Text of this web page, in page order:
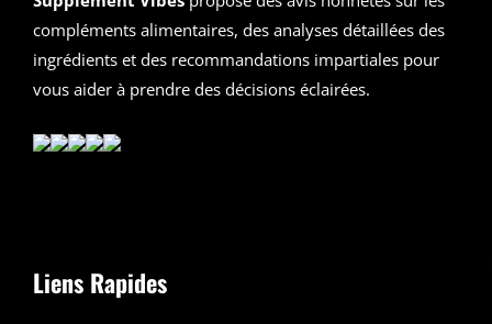
compléments alimentaires, des analyses détaillées des
ingrédients et des recommandations impartiales pour
vous aider à prendre des décisions éclairées.
Liens Rapides